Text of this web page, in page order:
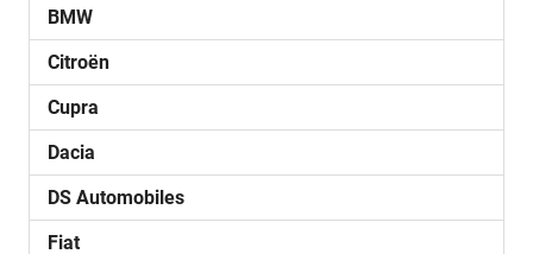
BMW
Citroën
Cupra
Dacia
DS Automobiles
Fiat